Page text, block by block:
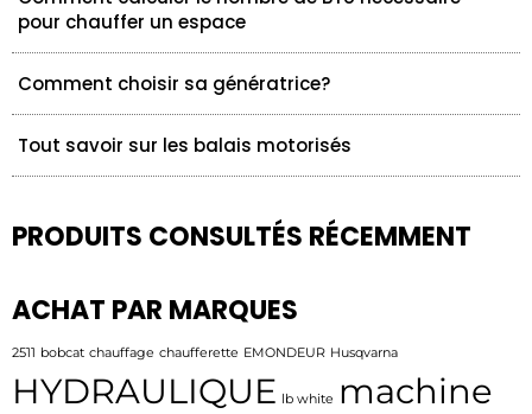
pour chauffer un espace
Comment choisir sa génératrice?
Tout savoir sur les balais motorisés
PRODUITS CONSULTÉS RÉCEMMENT
ACHAT PAR MARQUES
2511 bobcat chauffage chaufferette EMONDEUR Husqvarna
HYDRAULIQUE lb white machine